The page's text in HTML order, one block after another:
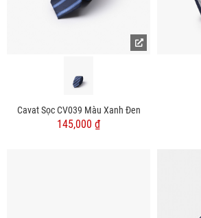
Cavat Sọc CV039 Màu Xanh Đen
145,000 ₫